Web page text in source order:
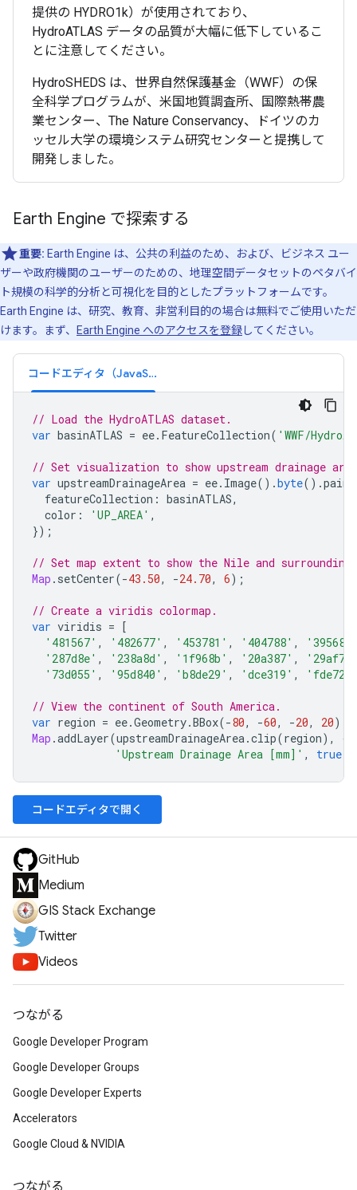
提供の HYDRO1k）が使用されており、
HydroATLAS データの品質が大幅に低下しているこ
とに注意してください。
HydroSHEDS は、世界自然保護基金（WWF）の保
全科学プログラムが、米国地質調査所、国際熱帯農
業センター、The Nature Conservancy、ドイツのカ
ッセル大学の環境システム研究センターと提携して
開発しました。
Earth Engine で探索する
重要: Earth Engine は、公共の利益のため、および、ビジネス ユー
ザーや政府機関のユーザーのための、地理空間データセットのペタバイ
ト規模の科学的分析と可視化を目的としたプラットフォームです。
Earth Engine は、研究、教育、非営利目的の場合は無料でご使用いただ
けます。まず、
Earth Engine へのアクセスを登録してください。
コードエディタ（JavaScript）
// Load the HydroATLAS dataset.
var basinATLAS = ee. FeatureCollection( 'WWF/
// Set visualization to show upstream drainage
var upstreamDrainageArea = ee. Image().byte().paint
featureCollection : basinATLAS,
color : 'UP_AREA' ,
});
// Set map extent to show the Nile and surrounding
Map . setCenter(-43.50, -24.70, 6);
// Create a viridis colormap.
var viridis = [
'481567' , '482677' , '453781' , '404788' ,
'287d8e' , '238a8d' , '1f968b' , '20a387' ,
'73d055' , '95d840' , 'b8de29' , 'dce319' ,
// View the continent of South America.
var region = ee.Geometry.BBox(-80, -60, -20, 20);
Map .addLayer(upstreamDrainageArea.clip(region), {
'Upstream Drainage Area [mm]' , true
コードエディタで開く
GitHub
Medium
GIS Stack Exchange
Twitter
Videos
つながる
Google Developer Program
Google Developer Groups
Google Developer Experts
Accelerators
Google Cloud & NVIDIA
つながる